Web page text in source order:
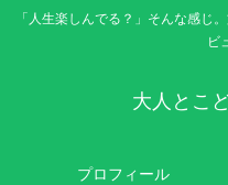
「人生楽しんでる？」そんな感じ
ビ
大人とこ
プロフィール